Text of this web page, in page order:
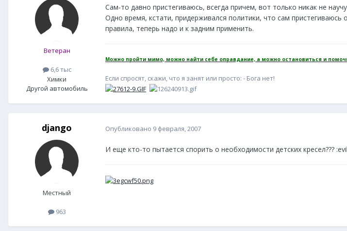
Ветеран
6,6 тыс
Химки
Другой автомобиль
Сам-то давно пристегиваюсь, всегда причем, вот только никак не
Одно время, кстати, придерживался политики, что сам
правила, теперь надо и к задним применить.
Можно пройти мимо, можно найти себе оправдание, а можно остановиться и
Если спросят, скажи, что я занят или просто: - Бога нет!
django
Местный
963
Опубликовано 9 февраля, 2007
И еще кто-то пытается спорить о необходимости детских кресел???